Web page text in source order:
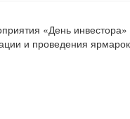
«День
и проведения